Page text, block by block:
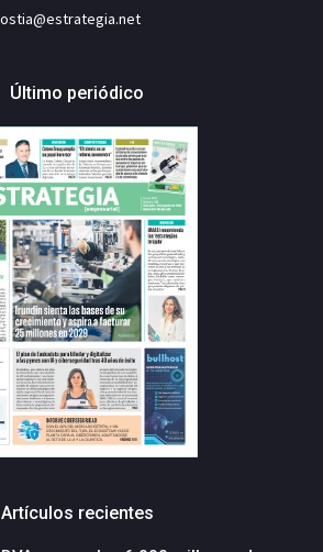
Último periódico
Artículos recientes